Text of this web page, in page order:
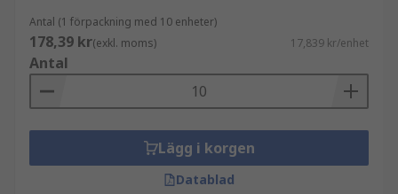
Antal (1 förpackning med 10 enheter)
178,39 kr(exkl. moms) 17,839 kr/enhet
Antal
Lägg i korgen
Datablad